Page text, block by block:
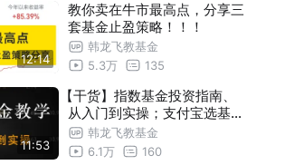
12:14
教你卖在牛市最高点，分享三
套基金止盈策略！！！
韩龙飞教基金
5.3万
135
11:53
【干货】指数基金投资指南、
从入门到实操；支付宝选基方
法！韩龙飞教基金
6.1万
160